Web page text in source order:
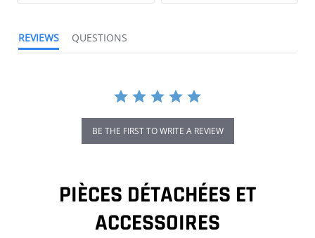
REVIEWS QUESTIONS
BE THE FIRST TO WRITE A REVIEW
PIÈCES DÉTACHÉES ET
ACCESSOIRES